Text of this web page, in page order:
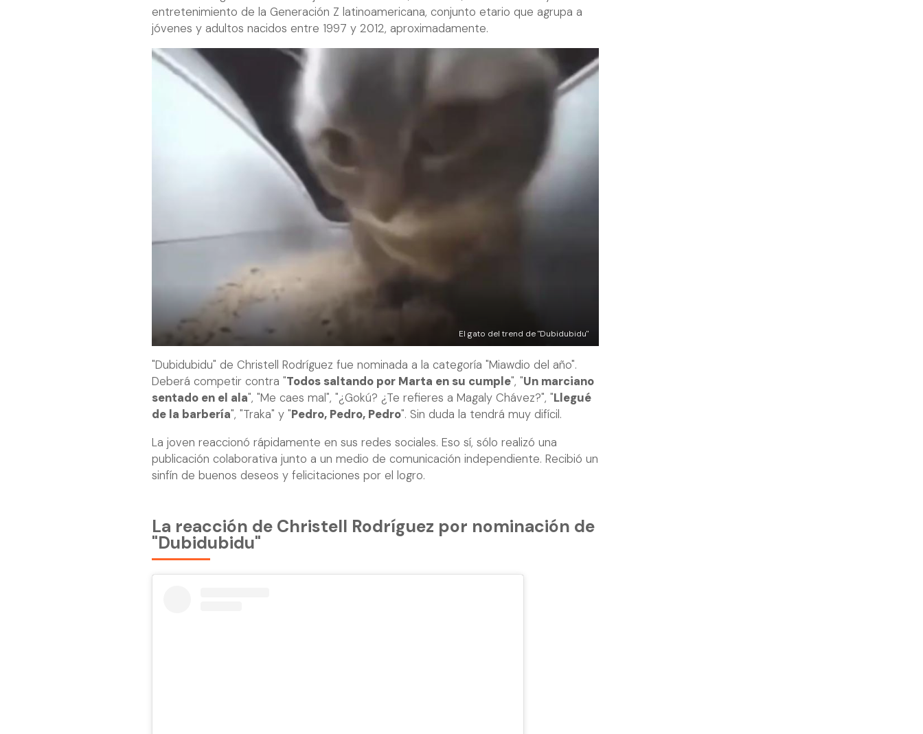
entretenimiento de la Generación Z latinoamericana, conjunto etario que agrupa a
jóvenes y adultos nacidos entre 1997 y 2012, aproximadamente.
El gato del trend de "Dubidubidu"
"Dubidubidu" de Christell Rodríguez fue nominada a la categoría "Miawdio del año".
Deberá competir contra "Todos saltando por Marta en su cumple", "Un marciano
sentado en el ala", "Me caes mal", "¿Gokú? ¿Te refieres a Magaly Chávez?", "Llegué
de la barbería", "Traka" y "Pedro, Pedro, Pedro". Sin duda la tendrá muy difícil.
La joven reaccionó rápidamente en sus redes sociales. Eso sí, sólo realizó una
publicación colaborativa junto a un medio de comunicación independiente. Recibió un
sinfín de buenos deseos y felicitaciones por el logro.
La reacción de Christell Rodríguez por nominación de
"Dubidubidu"